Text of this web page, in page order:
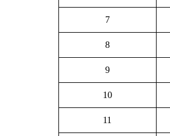
7
8
9
10
11